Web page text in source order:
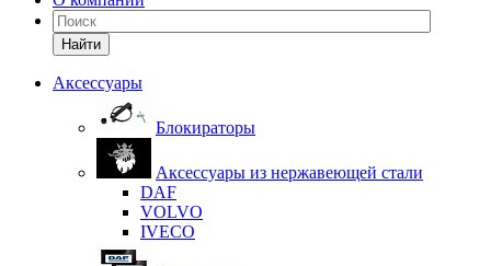
Найти
Аксессуары
Блокираторы
Аксессуары из нержавеющей стали
DAF
VOLVO
IVECO